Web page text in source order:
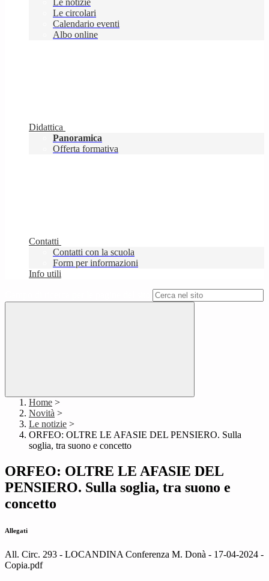
Le notizie
Le circolari
Calendario eventi
Albo online
Didattica
Panoramica
Offerta formativa
Contatti
Contatti con la scuola
Form per informazioni
Info utili
Home >
Novità >
Le notizie >
ORFEO: OLTRE LE AFASIE DEL PENSIERO. Sulla
soglia, tra suono e concetto
ORFEO: OLTRE LE AFASIE DEL
PENSIERO. Sulla soglia, tra suono e
concetto
Allegati
All. Circ. 293 - LOCANDINA Conferenza M. Donà - 17-04-2024 -
Copia.pdf